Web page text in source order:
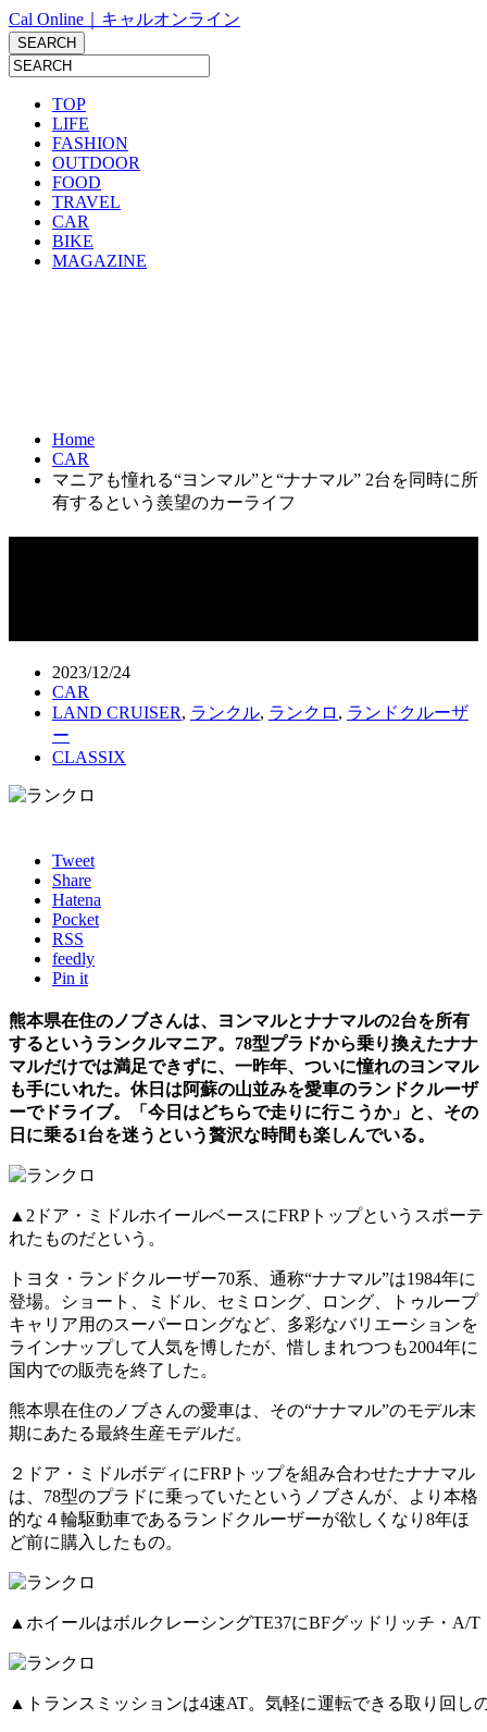
Cal Online｜キャルオンライン
TOP
LIFE
FASHION
OUTDOOR
FOOD
TRAVEL
CAR
BIKE
MAGAZINE
Home
CAR
マニアも憧れる“ヨンマル”と“ナナマル” 2台を同時に所
有するという羨望のカーライフ
2023/12/24
CAR
LAND CRUISER, ランクル, ランクロ , ランドクルーザ
ー
CLASSIX
Tweet
Share
Hatena
Pocket
RSS
feedly
Pin it
熊本県在住のノブさんは、ヨンマルとナナマルの2台を所有
するというランクルマニア。78型プラドから乗り換えたナナ
マルだけでは満足できずに、一昨年、ついに憧れのヨンマル
も手にいれた。休日は阿蘇の山並みを愛車のランドクルーザ
ーでドライブ。「今日はどちらで走りに行こうか」と、その
日に乗る1台を迷うという贅沢な時間も楽しんでいる。
▲2ドア・ミドルホイールベースにFRPトップというスポー
れたものだという。
トヨタ・ランドクルーザー70系、通称“ナナマル”は1984年に
登場。ショート、ミドル、セミロング、ロング、トゥループ
キャリア用のスーパーロングなど、多彩なバリエーションを
ラインナップして人気を博したが、惜しまれつつも2004年に
国内での販売を終了した。
熊本県在住のノブさんの愛車は、その“ナナマル”のモデル末
期にあたる最終生産モデルだ。
２ドア・ミドルボディにFRPトップを組み合わせたナナマル
は、78型のプラドに乗っていたというノブさんが、より本格
的な４輪駆動車であるランドクルーザーが欲しくなり8年ほ
ど前に購入したもの。
▲ホイールはボルクレーシングTE37にBFグッドリッチ・A/T
▲トランスミッションは4速AT。気軽に運転できる取り回